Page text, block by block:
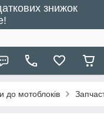
знижок
до мотоблоків